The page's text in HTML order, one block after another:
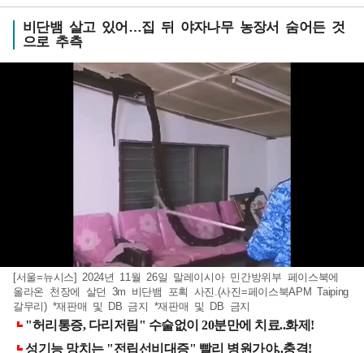
비단뱀 살고 있어…집 뒤 야자나무 농장서 숨어든 것
으로 추측
[서울=뉴시스] 2024년 11월 26일 말레이시아 민간방위부 페이스북에
올라온 천장에 살던 3m 비단뱀 포획 사진.(사진=페이스북APM Taiping
갈무리) *재판매 및 DB 금지 *재판매 및 DB 금지